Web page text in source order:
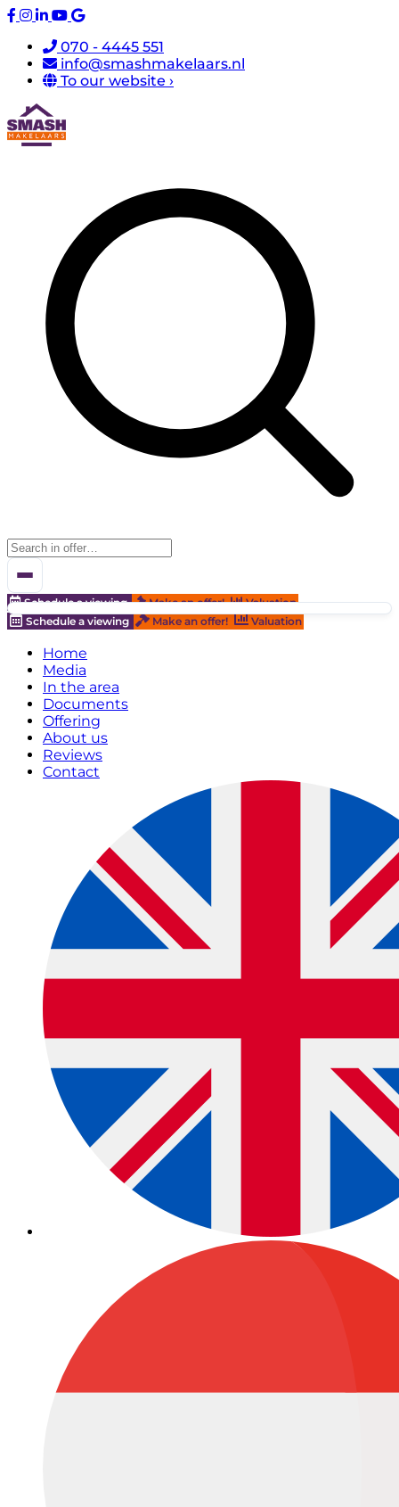
070 - 4445 551
info@smashmakelaars.nl
To our website ›
Schedule a viewing Make an offer!
Valuation
Schedule a viewing
Make an offer! Valuation
Home
Media
In the area
Documents
Offering
About us
Reviews
Contact